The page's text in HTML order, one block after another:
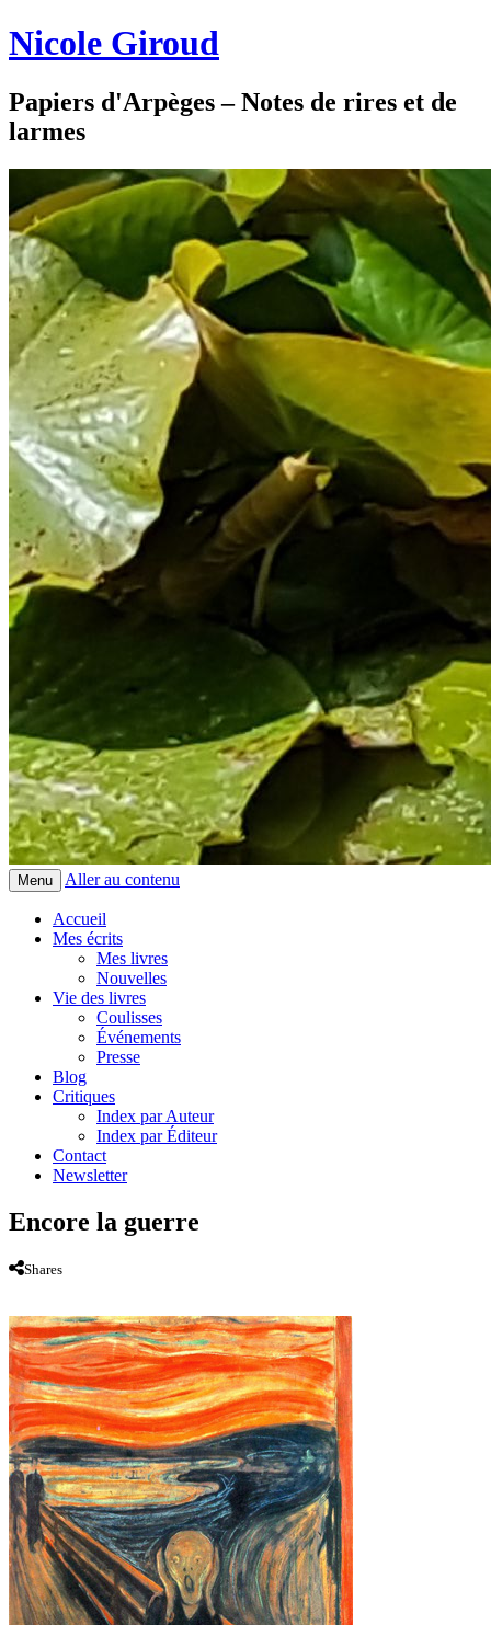
Nicole Giroud
Papiers d'Arpèges – Notes de rires et de
larmes
Menu Aller au contenu
Accueil
Mes écrits
Mes livres
Nouvelles
Vie des livres
Coulisses
Événements
Presse
Blog
Critiques
Index par Auteur
Index par Éditeur
Contact
Newsletter
Encore la guerre
Shares